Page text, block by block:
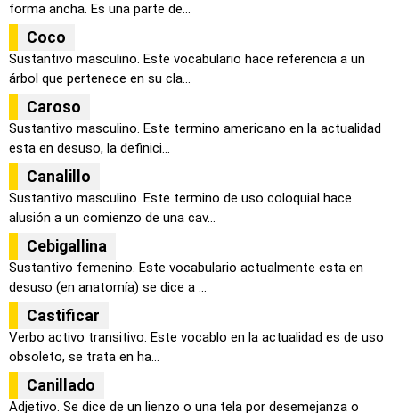
forma ancha. Es una parte de...
Coco
Sustantivo masculino. Este vocabulario hace referencia a un
árbol que pertenece en su cla...
Caroso
Sustantivo masculino. Este termino americano en la actualidad
esta en desuso, la definici...
Canalillo
Sustantivo masculino. Este termino de uso coloquial hace
alusión a un comienzo de una cav...
Cebigallina
Sustantivo femenino. Este vocabulario actualmente esta en
desuso (en anatomía) se dice a ...
Castificar
Verbo activo transitivo. Este vocablo en la actualidad es de uso
obsoleto, se trata en ha...
Canillado
Adjetivo. Se dice de un lienzo o una tela por desemejanza o